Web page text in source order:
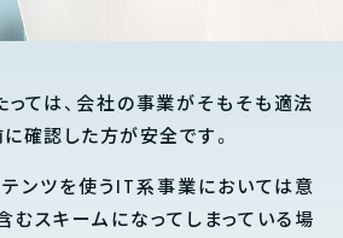
ては、会社の事業がそもそも適法
確認した方が安全です。
ンツを使うIT系事業においては意
スキームになってしまっている場